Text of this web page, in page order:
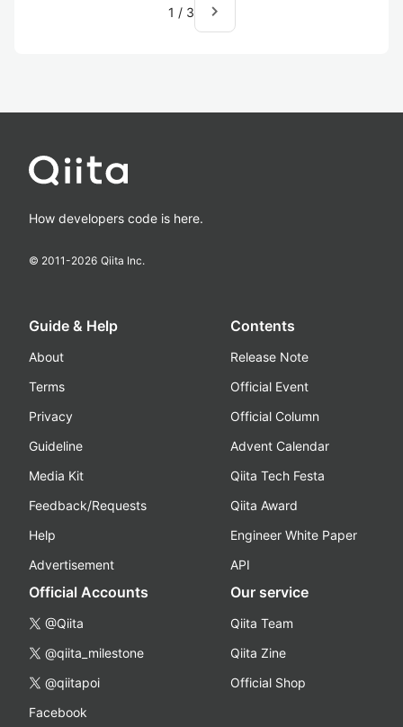
1 / 3 navigate_next
How developers code is here.
© 2011-2026 Qiita Inc.
Guide & Help
About
Terms
Privacy
Guideline
Media Kit
Feedback/Requests
Help
Advertisement
Contents
Release Note
Official Event
Official Column
Advent Calendar
Qiita Tech Festa
Qiita Award
Engineer White Paper
API
Official Accounts
@Qiita
@qiita_milestone
@qiitapoi
Facebook
Our service
Qiita Team
Qiita Zine
Official Shop